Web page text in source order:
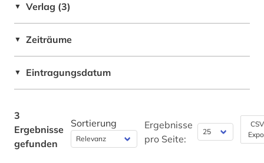
▼ Verlag (3)
▼ Zeiträume
▼ Eintragungsdatum
3
Ergebnisse
gefunden
Sortierung
Ergebnisse
pro Seite: